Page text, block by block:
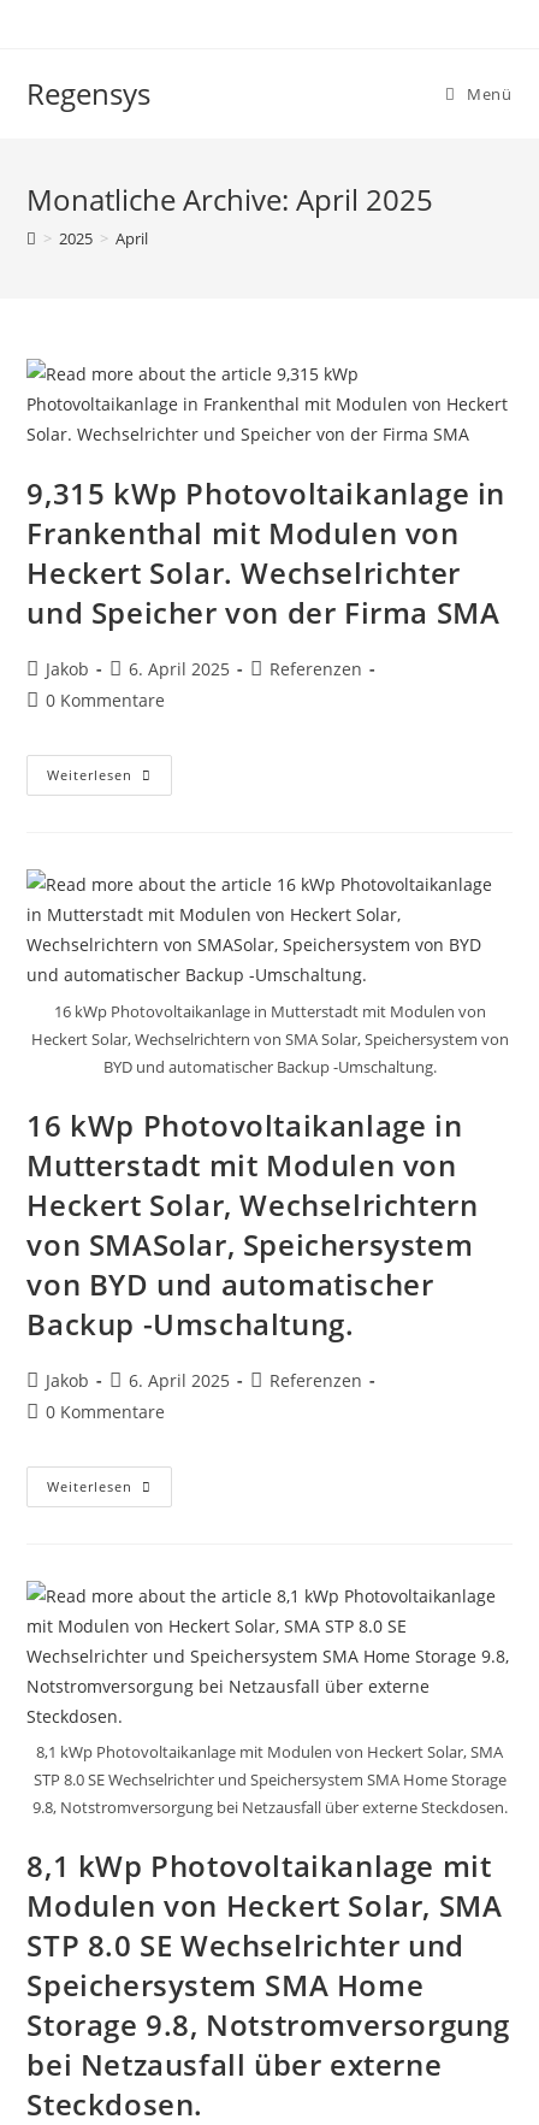
Regensys Menü
Monatliche Archive: April 2025
> 2025 > April
9,315 kWp Photovoltaikanlage in
Frankenthal mit Modulen von
Heckert Solar. Wechselrichter
und Speicher von der Firma SMA
Beitrags-
Autor:
Jakob
Beitrag
veröffentlicht:
6. April 2025
Beitrags-
Referenzen
Beitrags-
0 Kommentare
Weiterlesen 9,315
KWp
Modulen
Von
Heckert
Solar.
Wechselrichter
Speicher
Der
Firma
SMA
16 kWp Photovoltaikanlage in Mutterstadt mit Modulen von
Heckert Solar, Wechselrichtern von SMA Solar, Speichersystem von
BYD und automatischer Backup -Umschaltung.
16 kWp Photovoltaikanlage in
Mutterstadt mit Modulen von
Heckert Solar, Wechselrichtern
von SMASolar, Speichersystem
von BYD und automatischer
Backup -Umschaltung.
Beitrags-
Autor:
Jakob
Beitrag
veröffentlicht:
6. April 2025
Beitrags-
Referenzen
Beitrags-
0 Kommentare
Weiterlesen 16
KWp
Modulen
Von
Heckert
Solar,
Wechselrichtern
SMASolar,
Und
Automatischer
Backup
-
Umschaltung.
8,1 kWp Photovoltaikanlage mit Modulen von Heckert Solar, SMA
STP 8.0 SE Wechselrichter und Speichersystem SMA Home Storage
9.8, Notstromversorgung bei Netzausfall über externe Steckdosen.
8,1 kWp Photovoltaikanlage mit
Modulen von Heckert Solar, SMA
STP 8.0 SE Wechselrichter und
Speichersystem SMA Home
Storage 9.8, Notstromversorgung
bei Netzausfall über externe
Steckdosen.